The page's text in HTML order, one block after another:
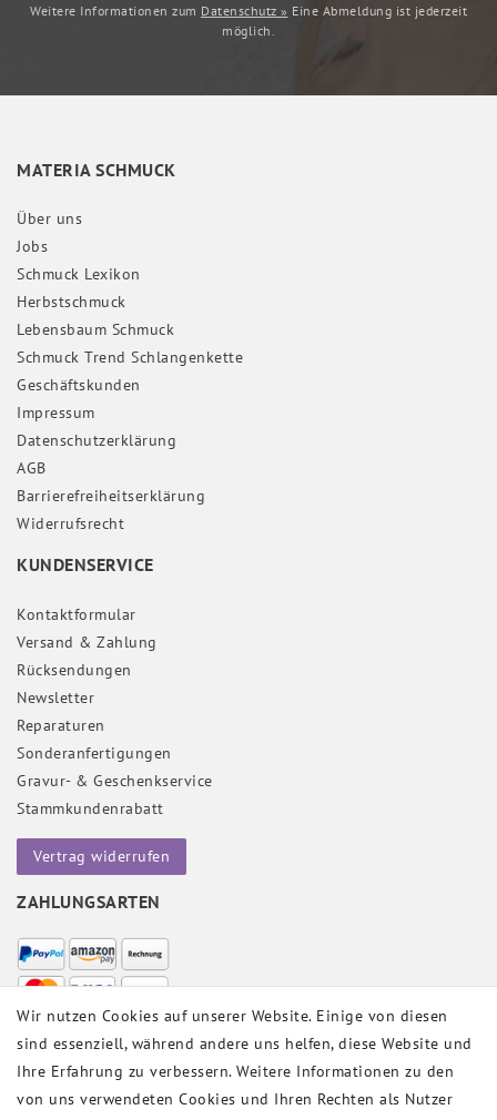
Weitere Informationen zum Datenschutz » Eine Abmeldung ist jederzeit
möglich.
MATERIA SCHMUCK
Über uns
Jobs
Schmuck Lexikon
Herbstschmuck
Lebensbaum Schmuck
Schmuck Trend Schlangenkette
Geschäftskunden
Impressum
Daten­schutz­erklärung
AGB
Barrierefreiheitserklärung
Widerrufs­recht
KUNDENSERVICE
Kontaktformular
Versand & Zahlung
Rücksendungen
Newsletter
Reparaturen
Sonderanfertigungen
Gravur- & Geschenkservice
Stammkundenrabatt
Vertrag widerrufen
ZAHLUNGSARTEN
VERSANDPARTNER
Wir nutzen Cookies auf unserer Website. Einige von diesen
sind essenziell, während andere uns helfen, diese Website und
Ihre Erfahrung zu verbessern. Weitere Informationen zu den
von uns verwendeten Cookies und Ihren Rechten als Nutzer